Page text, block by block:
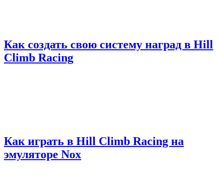
Как создать свою систему наград в Hill
Climb Racing
Как играть в Hill Climb Racing на
эмуляторе Nox